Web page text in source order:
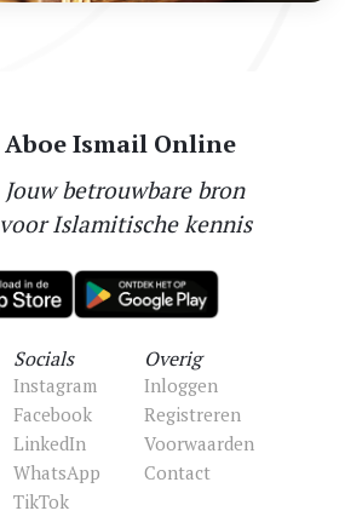
Aboe Ismail Online
Jouw betrouwbare bron
voor Islamitische kennis
Socials
Instagram
Facebook
LinkedIn
WhatsApp
TikTok
Overig
Inloggen
Registreren
Voorwaarden
Contact